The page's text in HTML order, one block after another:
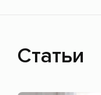
Статьи